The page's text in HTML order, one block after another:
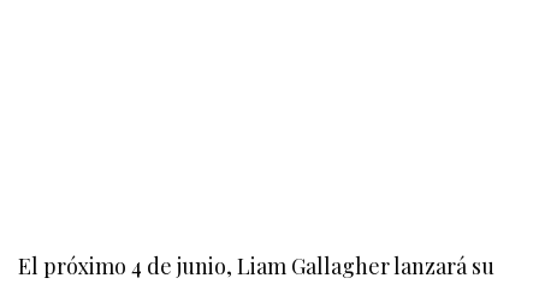
El próximo 4 de junio, Liam Gallagher lanzará su